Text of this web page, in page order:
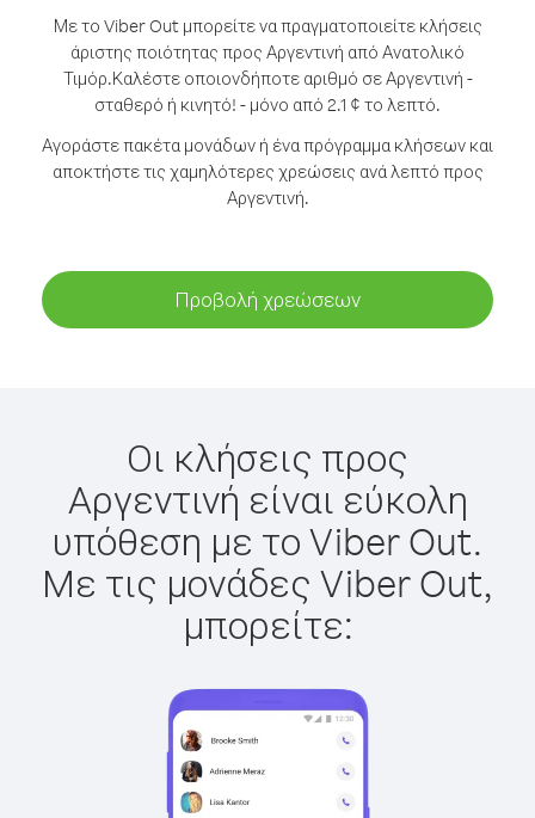
Με το Viber Out μπορείτε να πραγματοποιείτε κλήσεις
άριστης ποιότητας προς Αργεντινή από Ανατολικό
Τιμόρ.Καλέστε οποιονδήποτε αριθμό σε Αργεντινή -
σταθερό ή κινητό! - μόνο από 2.1 ¢ το λεπτό.
Αγοράστε πακέτα μονάδων ή ένα πρόγραμμα κλήσεων και
αποκτήστε τις χαμηλότερες χρεώσεις ανά λεπτό προς
Αργεντινή.
Προβολή χρεώσεων
Οι κλήσεις προς
Αργεντινή είναι εύκολη
υπόθεση με το Viber Out.
Με τις μονάδες Viber Out,
μπορείτε: